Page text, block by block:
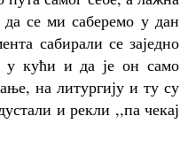
да се ми саберемо у дан
сабирали се заједно
у кући и да је он само
на литургију и ту су
и рекли ,,па чекај